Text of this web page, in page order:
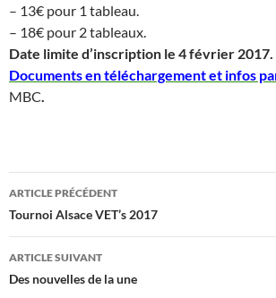
– 13€ pour 1 tableau.
– 18€ pour 2 tableaux.
Date limite d’inscription le 4 février 2017.
Documents en téléchargement et infos
MBC.
Navigation
des
articles
ARTICLE PRÉCÉDENT
Tournoi Alsace VET’s 2017
ARTICLE SUIVANT
Des nouvelles de la une